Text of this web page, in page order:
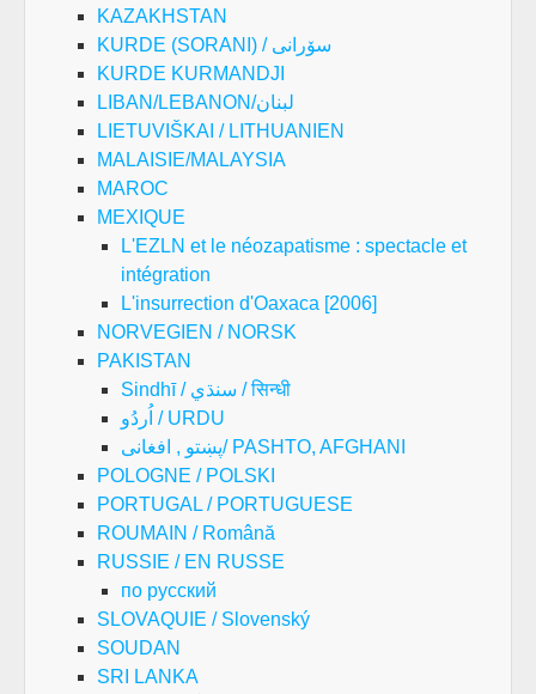
KAZAKHSTAN
KURDE (SORANI) / سۆرانی
KURDE KURMANDJI
LIBAN/LEBANON/لبنان
LIETUVIŠKAI / LITHUANIEN
MALAISIE/MALAYSIA
MAROC
MEXIQUE
L'EZLN et le néozapatisme : spectacle et
intégration
L'insurrection d'Oaxaca [2006]
NORVEGIEN / NORSK
PAKISTAN
Sindhī / سنڌي / सिन्धी
اُردُو / URDU
پښتو , افغانی/ PASHTO, AFGHANI
POLOGNE / POLSKI
PORTUGAL / PORTUGUESE
ROUMAIN / Română
RUSSIE / EN RUSSE
по русский
SLOVAQUIE / Slovenský
SOUDAN
SRI LANKA